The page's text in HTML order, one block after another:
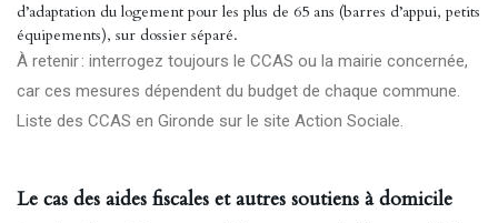
d’adaptation du logement pour les plus de 65 ans (barres d’appui, petits
équipements), sur dossier séparé.
À retenir : interrogez toujours le CCAS ou la mairie concernée,
car ces mesures dépendent du budget de chaque commune.
Liste des CCAS en Gironde sur le site Action Sociale.
Le cas des aides fiscales et autres soutiens à domicile